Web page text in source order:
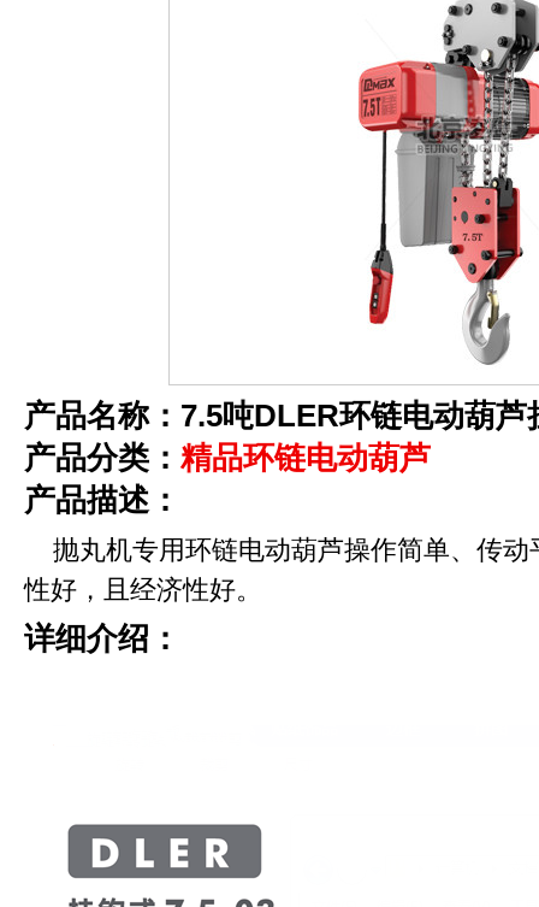
产品名称：7.5吨DLER环链电动葫芦
产品分类： 精品环链电动葫芦
产品描述：
抛丸机专用环链电动葫芦操作简单、传
性好，且经济性好。
详细介绍：